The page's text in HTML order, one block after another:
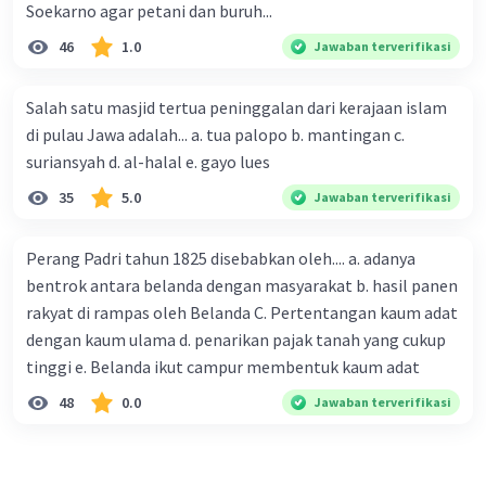
Soekarno agar petani dan buruh...
46 1.0 Jawaban terverifikasi
Salah satu masjid tertua peninggalan dari kerajaan islam
di pulau Jawa adalah... a. tua palopo b. mantingan c.
suriansyah d. al-halal e. gayo lues
35 5.0 Jawaban terverifikasi
Perang Padri tahun 1825 disebabkan oleh.... a. adanya
bentrok antara belanda dengan masyarakat b. hasil panen
rakyat di rampas oleh Belanda C. Pertentangan kaum adat
dengan kaum ulama d. penarikan pajak tanah yang cukup
tinggi e. Belanda ikut campur membentuk kaum adat
48 0.0 Jawaban terverifikasi